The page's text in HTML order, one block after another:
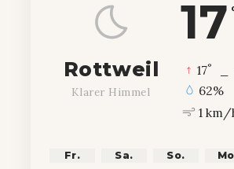
17
Rottweil
Klarer Himmel
17°
62%
1 km/
Fr. Sa. So.